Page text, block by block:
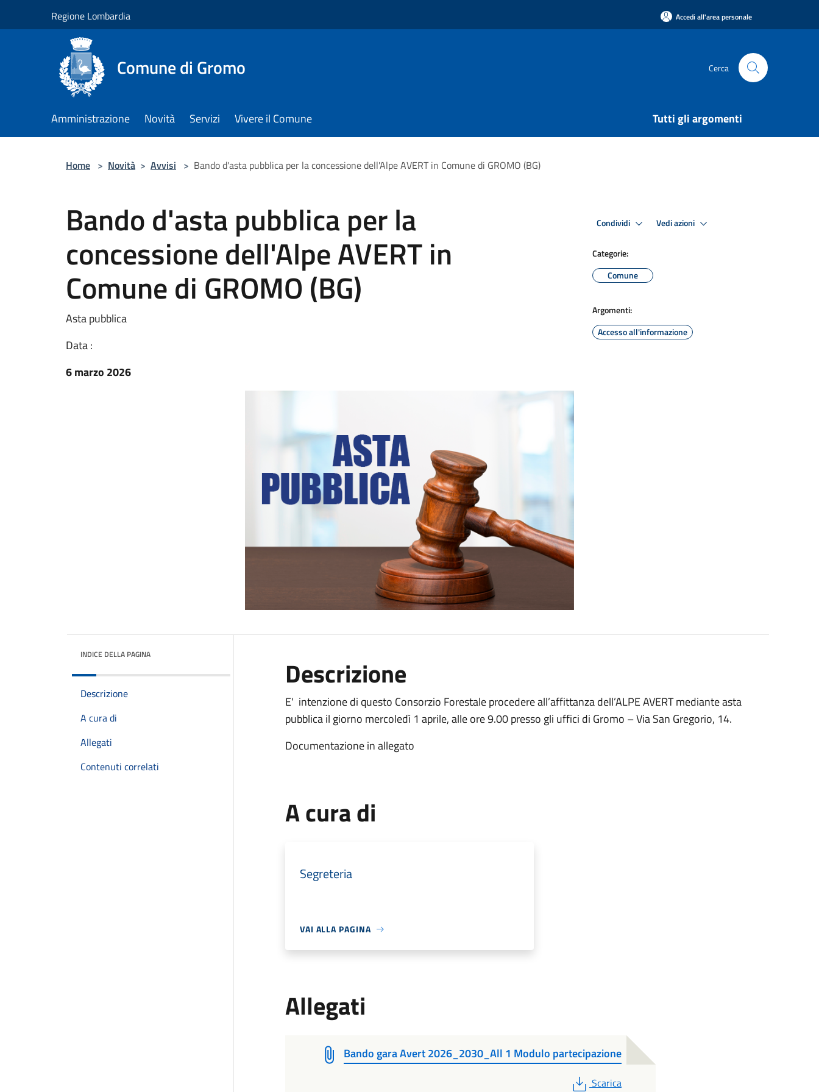
Regione Lombardia Accedi all'area personale
Comune di Gromo Cerca
Amministrazione Novità Servizi Vivere il Comune Tutti gli argomenti
Home > Novità > Avvisi > Bando d'asta pubblica per la concessione dell'Alpe AVERT in Comune di GROMO (BG)
Bando d'asta pubblica per la
concessione dell'Alpe AVERT in
Comune di GROMO (BG)
Asta pubblica
Data :
6 marzo 2026
Condividi Vedi azioni
Categorie:
Comune
Argomenti:
Accesso all'informazione
INDICE DELLA PAGINA
Descrizione
A cura di
Allegati
Contenuti correlati
Descrizione
E' intenzione di questo Consorzio Forestale procedere all’affittanza dell’ALPE AVERT mediante asta
pubblica il giorno mercoledì 1 aprile, alle ore 9.00 presso gli uffici di Gromo – Via San Gregorio, 14.
Documentazione in allegato
A cura di
Segreteria
VAI ALLA PAGINA
Allegati
Bando gara Avert 2026_2030_All 1 Modulo partecipazione
PDF
Scarica